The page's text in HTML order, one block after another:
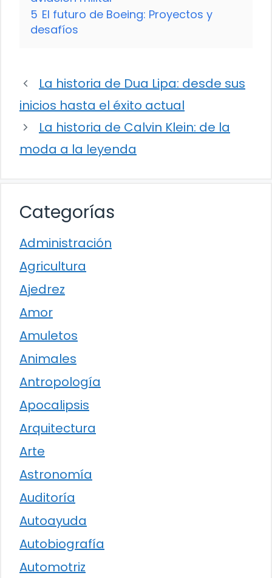
5 El futuro de Boeing: Proyectos y
desafíos
La historia de Dua Lipa: desde sus
inicios hasta el éxito actual
La historia de Calvin Klein: de la
moda a la leyenda
Categorías
Administración
Agricultura
Ajedrez
Amor
Amuletos
Animales
Antropología
Apocalipsis
Arquitectura
Arte
Astronomía
Auditoría
Autoayuda
Autobiografía
Automotriz